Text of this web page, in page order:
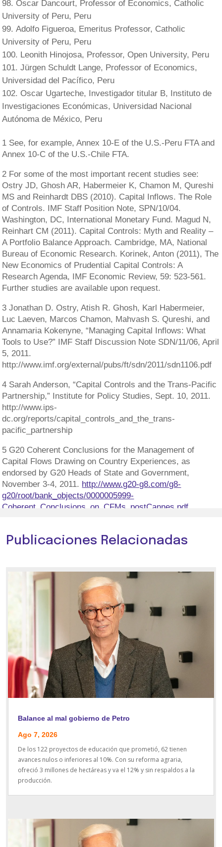
Oscar Dancourt, Professor of Economics, Catholic
University of Peru, Peru
Adolfo Figueroa, Emeritus Professor, Catholic
University of Peru, Peru
Leonith Hinojosa, Professor, Open University, Peru
Jürgen Schuldt Lange, Professor of Economics,
Universidad del Pacífico, Peru
Oscar Ugarteche, Investigador titular B, Instituto de
Investigaciones Económicas, Universidad Nacional
Autónoma de México, Peru
1 See, for example, Annex 10-E of the U.S.-Peru FTA and
Annex 10-C of the U.S.-Chile FTA.
2 For some of the most important recent studies see:
Ostry JD, Ghosh AR, Habermeier K, Chamon M, Qureshi
MS and Reinhardt DBS (2010). Capital Inflows. The Role
of Controls. IMF Staff Position Note, SPN/10/04.
Washington, DC, International Monetary Fund. Magud N,
Reinhart CM (2011). Capital Controls: Myth and Reality –
A Portfolio Balance Approach. Cambridge, MA, National
Bureau of Economic Research. Korinek, Anton (2011), The
New Economics of Prudential Capital Controls: A
Research Agenda, IMF Economic Review, 59: 523-561.
Further studies are available upon request.
3 Jonathan D. Ostry, Atish R. Ghosh, Karl Habermeier,
Luc Laeven, Marcos Chamon, Mahvash S. Qureshi, and
Annamaria Kokenyne, “Managing Capital Inflows: What
Tools to Use?” IMF Staff Discussion Note SDN/11/06, April
5, 2011.
http://www.imf.org/external/pubs/ft/sdn/2011/sdn1106.pdf
4 Sarah Anderson, “Capital Controls and the Trans-Pacific
Partnership,” Institute for Policy Studies, Sept. 10, 2011.
http://www.ips-
dc.org/reports/capital_controls_and_the_trans-
pacific_partnership
5 G20 Coherent Conclusions for the Management of
Capital Flows Drawing on Country Experiences, as
endorsed by G20 Heads of State and Government,
November 3-4, 2011. http://www.g20-g8.com/g8-
g20/root/bank_objects/0000005999-
Coherent_Conclusions_on_CFMs_postCannes.pdf
Publicaciones Relacionadas
Balance al mal gobierno de Petro
Ago 7, 2026
De los 122 proyectos de educación que prometió, 62 tienen
avances nulos o inferiores al 10%. Con su reforma agraria,
ofreció 3 millones de hectáreas y va el 12% y sin respaldos a la
producción.